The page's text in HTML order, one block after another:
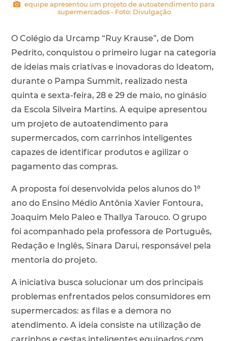
equipe apresentou um projeto de autoatendimento para
supermercados - Foto: Divulgação
O Colégio da Urcamp “Ruy Krause”, de Dom
Pedrito, conquistou o primeiro lugar na categoria
de ideias mais criativas e inovadoras do Ideatom,
durante o Pampa Summit, realizado nesta
quinta e sexta-feira, 28 e 29 de maio, no ginásio
da Escola Silveira Martins. A equipe apresentou
um projeto de autoatendimento para
supermercados, com carrinhos inteligentes
capazes de identificar produtos e agilizar o
pagamento das compras.
A proposta foi desenvolvida pelos alunos do 1º
ano do Ensino Médio Antônia Xavier Fontoura,
Joaquim Melo Paleo e Thallya Tarouco. O grupo
foi acompanhado pela professora de Português,
Redação e Inglês, Sinara Darui, responsável pela
mentoria do projeto.
A iniciativa busca solucionar um dos principais
problemas enfrentados pelos consumidores em
supermercados: as filas e a demora no
atendimento. A ideia consiste na utilização de
carrinhos e cestas inteligentes equipados com